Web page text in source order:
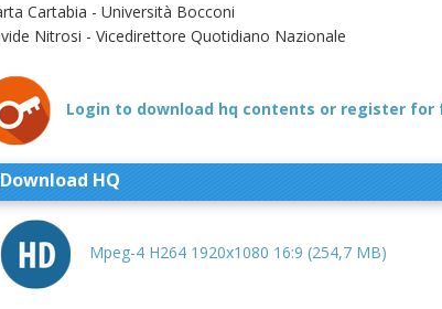
Cartabia - Università Bocconi
Nitrosi - Vicedirettore Quotidiano Nazionale
Login to download hq contents or register for
Download HQ
Mpeg-4 H264 1920x1080 16:9 (254,7 MB)